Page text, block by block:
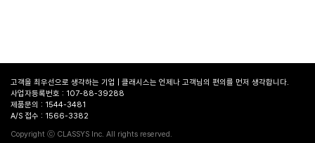
고객을 최우선으로 생각하는 기업 | 클래시스는 언제나 고객님의 편의를 먼저 생각합니다.
사업자등록번호 : 107-88-39288
제품문의 : 1544-3481
A/S 접수 : 1566-3382
Copyright ⓒ CLASSYS Inc. All rights reserved.